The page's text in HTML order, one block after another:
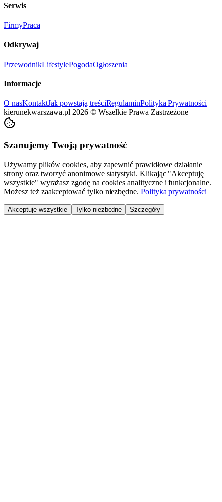
Serwis
FirmyPraca
Odkrywaj
PrzewodnikLifestylePogodaOgłoszenia
Informacje
O nasKontaktJak powstają treściRegulaminPolityka Prywatności
kierunekwarszawa.pl 2026 © Wszelkie Prawa Zastrzeżone
Szanujemy Twoją prywatność
Używamy plików cookies, aby zapewnić prawidłowe działanie
strony oraz tworzyć anonimowe statystyki. Klikając "Akceptuję
wszystkie" wyrażasz zgodę na cookies analityczne i funkcjonalne.
Możesz też zaakceptować tylko niezbędne. Polityka prywatności
Akceptuję wszystkie Tylko niezbędne Szczegóły